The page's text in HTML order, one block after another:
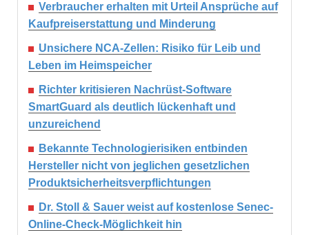
Verbraucher erhalten mit Urteil Ansprüche auf
Kaufpreiserstattung und Minderung
Unsichere NCA-Zellen: Risiko für Leib und
Leben im Heimspeicher
Richter kritisieren Nachrüst-Software
SmartGuard als deutlich lückenhaft und
unzureichend
Bekannte Technologierisiken entbinden
Hersteller nicht von jeglichen gesetzlichen
Produktsicherheitsverpflichtungen
Dr. Stoll & Sauer weist auf kostenlose Senec-
Online-Check-Möglichkeit hin